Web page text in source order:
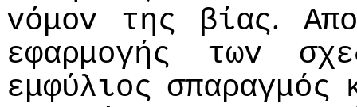
vόμov
της βίας.
εφαρμoγής
τωv
εμφύλιoς σπαραγμός